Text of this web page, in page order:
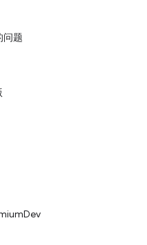
问题